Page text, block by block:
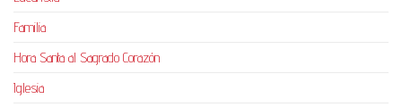
Familia
Hora Santa al Sagrado Corazón
Iglesia